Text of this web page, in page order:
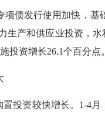
债发行使用加快，基
生产和供应业投资，
投资增长26.1个百分点。
投资较快增长。 1-4月